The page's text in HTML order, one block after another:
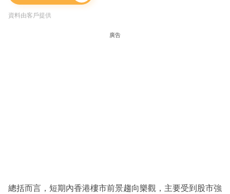
資料由客戶提供
廣告
總括而言，短期內香港樓市前景趨向樂觀，主要受到股市強